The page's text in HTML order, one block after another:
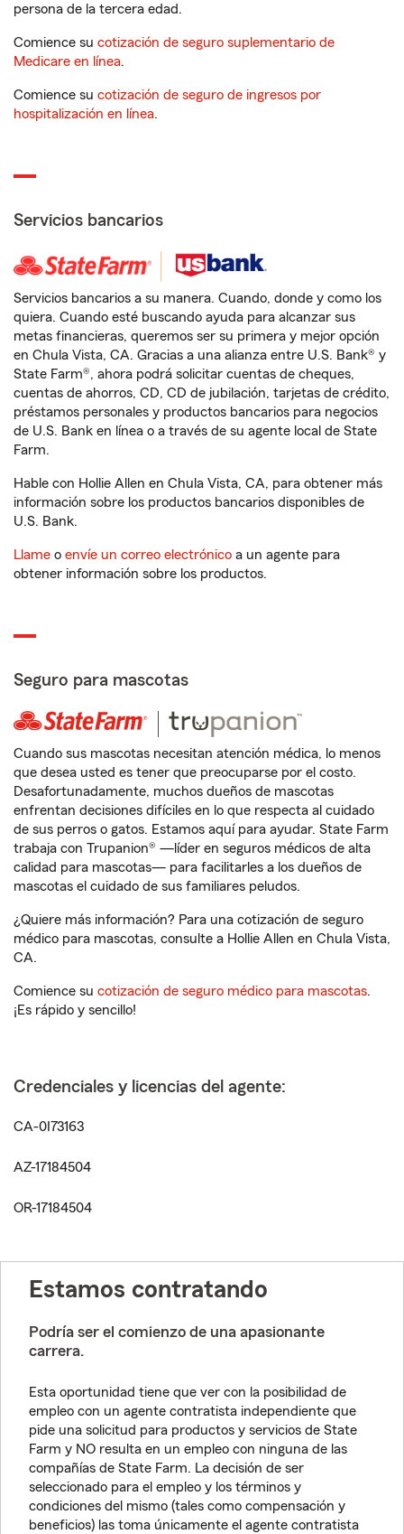
persona de la tercera edad.
Comience su cotización de seguro suplementario de
Medicare en línea.
Comience su cotización de seguro de ingresos por
hospitalización en línea.
Servicios bancarios
Servicios bancarios a su manera. Cuando, donde y como los
quiera. Cuando esté buscando ayuda para alcanzar sus
metas financieras, queremos ser su primera y mejor opción
en Chula Vista, CA. Gracias a una alianza entre U.S. Bank® y
State Farm®, ahora podrá solicitar cuentas de cheques,
cuentas de ahorros, CD, CD de jubilación, tarjetas de crédito,
préstamos personales y productos bancarios para negocios
de U.S. Bank en línea o a través de su agente local de State
Farm.
Hable con Hollie Allen en Chula Vista, CA, para obtener más
información sobre los productos bancarios disponibles de
U.S. Bank.
Llame o envíe un correo electrónico a un agente para
obtener información sobre los productos.
Seguro para mascotas
Cuando sus mascotas necesitan atención médica, lo menos
que desea usted es tener que preocuparse por el costo.
Desafortunadamente, muchos dueños de mascotas
enfrentan decisiones difíciles en lo que respecta al cuidado
de sus perros o gatos. Estamos aquí para ayudar. State Farm
trabaja con Trupanion® —líder en seguros médicos de alta
calidad para mascotas— para facilitarles a los dueños de
mascotas el cuidado de sus familiares peludos.
¿Quiere más información? Para una cotización de seguro
médico para mascotas, consulte a Hollie Allen en Chula Vista,
CA.
Comience su cotización de seguro médico para mascotas.
¡Es rápido y sencillo!
Credenciales y licencias del agente:
CA-0I73163
AZ-17184504
OR-17184504
Estamos contratando
Podría ser el comienzo de una apasionante
carrera.
Esta oportunidad tiene que ver con la posibilidad de
empleo con un agente contratista independiente que
pide una solicitud para productos y servicios de State
Farm y NO resulta en un empleo con ninguna de las
compañías de State Farm. La decisión de ser
seleccionado para el empleo y los términos y
condiciones del mismo (tales como compensación y
beneficios) las toma únicamente el agente contratista